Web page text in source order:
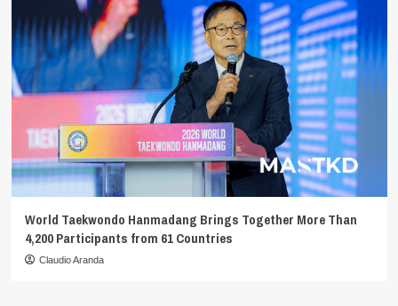
World Taekwondo Hanmadang Brings Together More Than
4,200 Participants from 61 Countries
Claudio Aranda